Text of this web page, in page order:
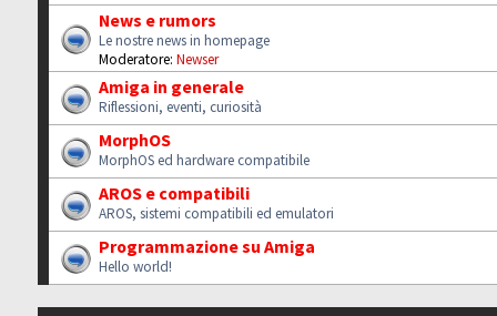
News e rumors
Le nostre news in homepage
Moderatore: Newser
Amiga in generale
Riflessioni, eventi, curiosità
MorphOS
MorphOS ed hardware compatibile
AROS e compatibili
AROS, sistemi compatibili ed emulatori
Programmazione su Amiga
Hello world!